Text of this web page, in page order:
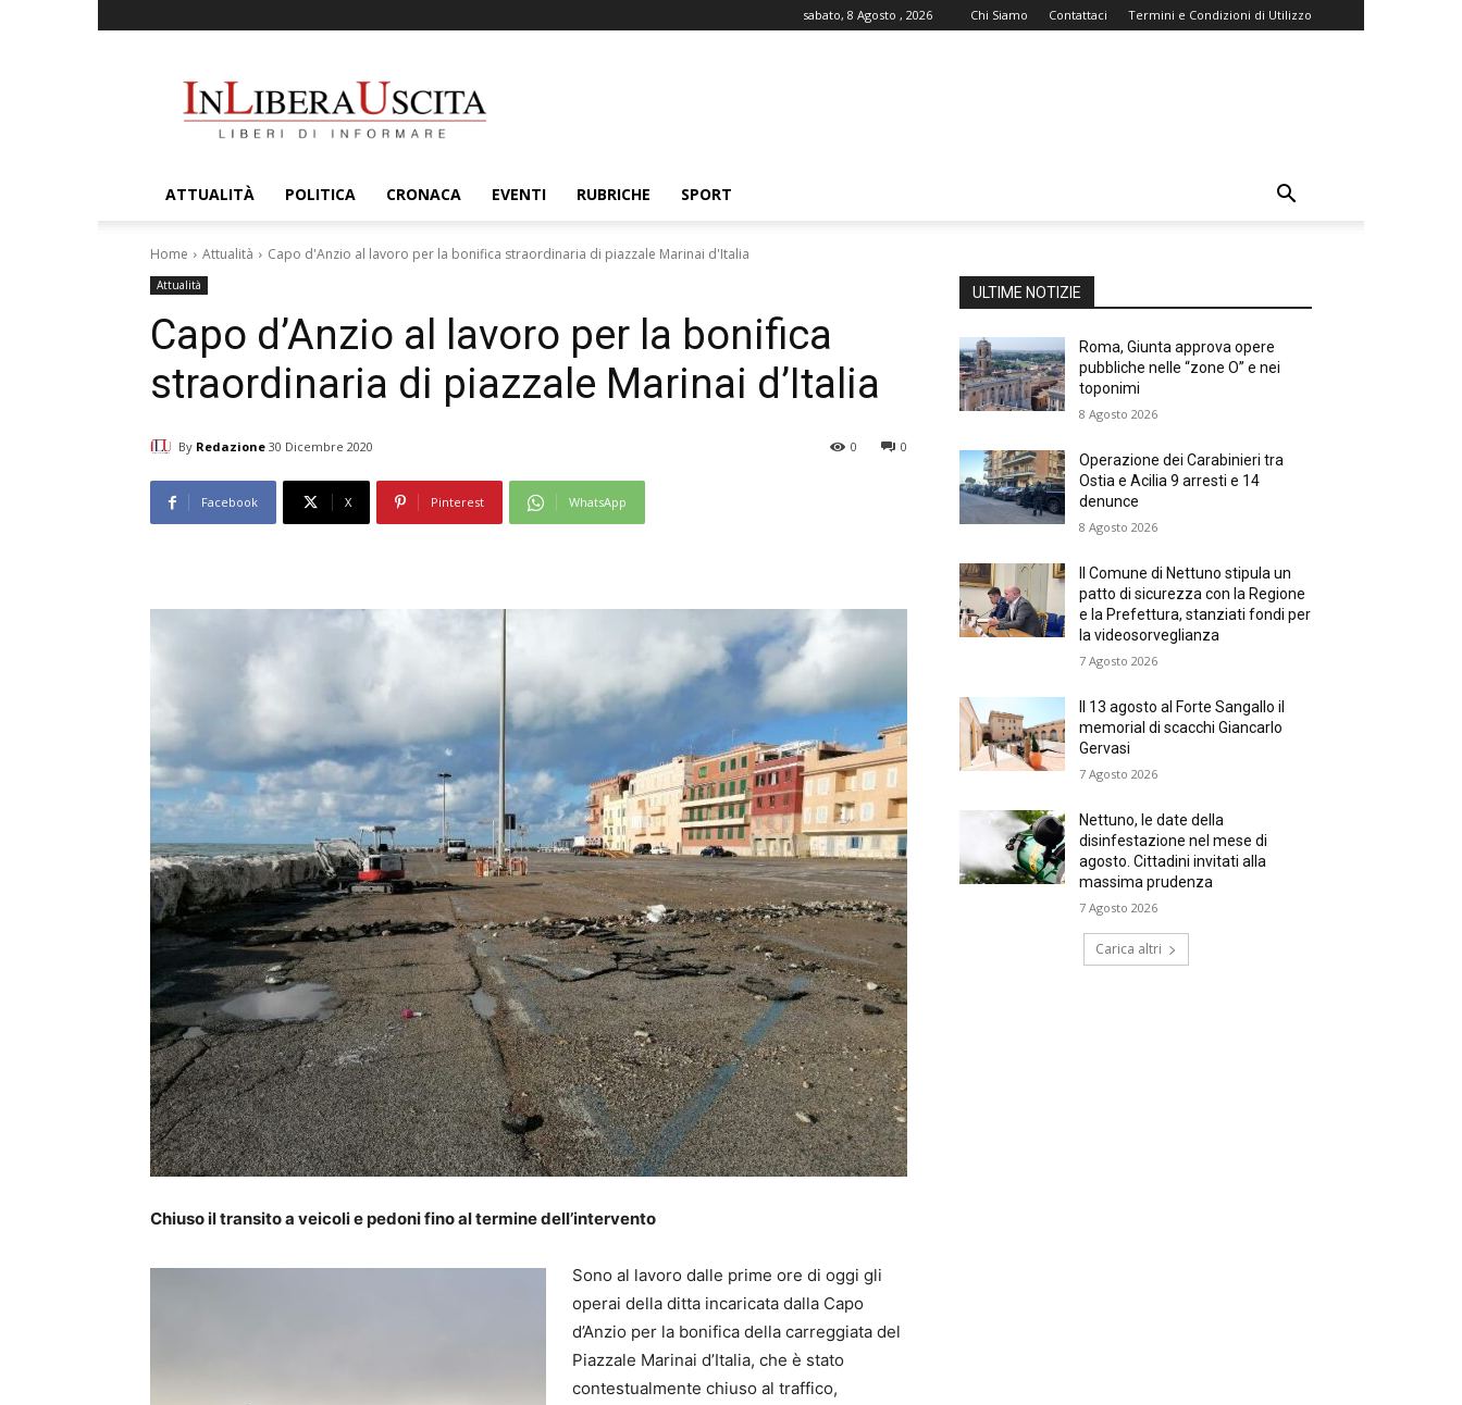
sabato, 8 Agosto , 2026 Chi Siamo Contattaci Termini e Condizioni di Utilizzo
ATTUALITÀ POLITICA CRONACA EVENTI RUBRICHE SPORT
Home Attualità Capo d'Anzio al lavoro per la bonifica straordinaria di piazzale Marinai d'Italia
Attualità
Capo d’Anzio al lavoro per la bonifica
straordinaria di piazzale Marinai d’Italia
By Redazione 30 Dicembre 2020 0
0
Facebook X Pinterest WhatsApp
Chiuso il transito a veicoli e pedoni fino al termine dell’intervento
Sono al lavoro dalle prime ore di oggi gli
operai della ditta incaricata dalla Capo
d’Anzio per la bonifica della carreggiata del
Piazzale Marinai d’Italia, che è stato
contestualmente chiuso al traffico,
ULTIME NOTIZIE
Roma, Giunta approva opere
pubbliche nelle “zone O” e nei
toponimi
8 Agosto 2026
Operazione dei Carabinieri tra
Ostia e Acilia 9 arresti e 14
denunce
8 Agosto 2026
Il Comune di Nettuno stipula un
patto di sicurezza con la Regione
e la Prefettura, stanziati fondi per
la videosorveglianza
7 Agosto 2026
Il 13 agosto al Forte Sangallo il
memorial di scacchi Giancarlo
Gervasi
7 Agosto 2026
Nettuno, le date della
disinfestazione nel mese di
agosto. Cittadini invitati alla
massima prudenza
7 Agosto 2026
Carica altri